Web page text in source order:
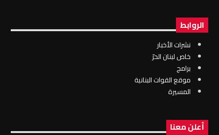
الروابط
نشرات الأخبار
خاص لبنان الحرّ
برامج
موقع القوات البنانية
المسيرة
أعلن معنا